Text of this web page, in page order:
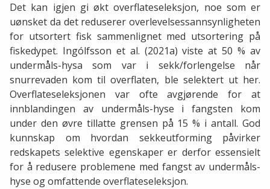
Det kan igjen gi økt overflateseleksjon, noe som er
uønsket da det reduserer overlevelsessannsynligheten
for utsortert fisk sammenlignet med utsortering på
fiskedypet. Ingólfsson et al. (2021a) viste at 50 % av
undermåls-hysa som var i sekk/forlengelse når
snurrevaden kom til overflaten, ble selektert ut her.
Overflateseleksjonen var ofte avgjørende for at
innblandingen av undermåls-hyse i fangsten kom
under den øvre tillatte grensen på 15 % i antall. God
kunnskap om hvordan sekkeutforming påvirker
redskapets selektive egenskaper er derfor essensielt
for å redusere problemene med fangst av undermåls-
hyse og omfattende overflateseleksjon.